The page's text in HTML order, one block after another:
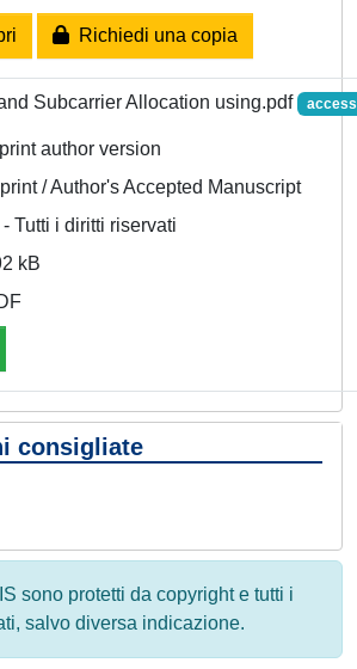
Richiedi una copia
Subcarrier Allocation using.pdf
author version
/ Author's Accepted Manuscript
Tutti i diritti riservati
kB
consigliate
sono protetti da copyright e tutti i
salvo diversa indicazione.